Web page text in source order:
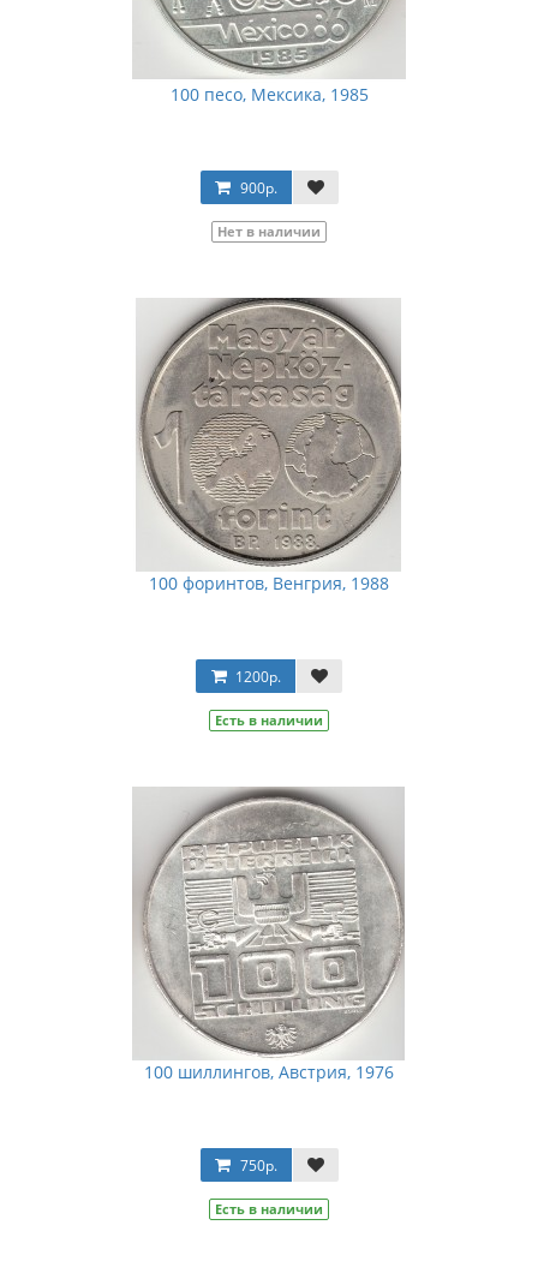
100 песо, Мексика, 1985
900р.
Нет в наличии
100 форинтов, Венгрия, 1988
1200р.
Есть в наличии
100 шиллингов, Австрия, 1976
750р.
Есть в наличии